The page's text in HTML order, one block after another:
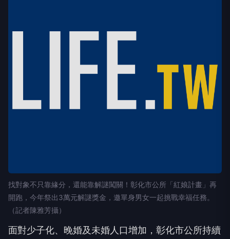
找對象不只靠緣分，還能靠解謎闖關！彰化市公所「紅娘計畫」再
開跑，今年祭出3萬元解謎獎金，邀單身男女一起挑戰幸福任務。
（記者陳雅芳攝）
面對少子化、晚婚及未婚人口增加，彰化市公所持續